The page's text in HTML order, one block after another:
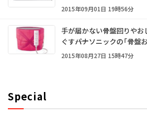
2015年09月01日 19時56分
手が届かない骨盤回りやお
ぐす――パナソニックの「骨盤
2015年08月27日 15時47分
Special